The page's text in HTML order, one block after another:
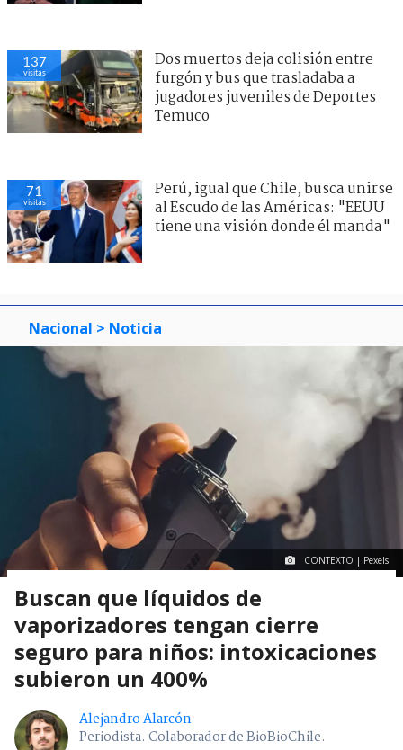
137
visitas
Dos muertos deja colisión entre
furgón y bus que trasladaba a
jugadores juveniles de Deportes
Temuco
71
visitas
Perú, igual que Chile, busca unirse
al Escudo de las Américas: "EEUU
tiene una visión donde él manda"
Nacional > Noticia
CONTEXTO | Pexels
Buscan que líquidos de
vaporizadores tengan cierre
seguro para niños: intoxicaciones
subieron un 400%
Alejandro Alarcón
Periodista. Colaborador de BioBioChile.